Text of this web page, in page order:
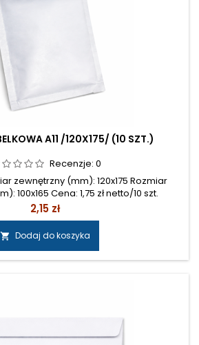
A11 /120X175/ (10 SZT.)
Recenzje: 0
zewnętrzny (mm): 120x175 Rozmiar
100x165 Cena: 1,75 zł netto/10 szt.
Cena
2,15 zł
 Dodaj do koszyka